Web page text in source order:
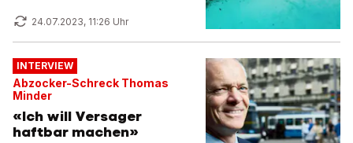
24.07.2023, 11:26 Uhr
INTERVIEW
Abzocker-Schreck Thomas
Minder
«Ich will Versager
haftbar machen»